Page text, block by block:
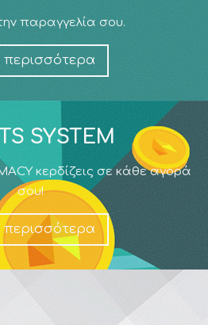
παραγγελία σου.
περισσότερα
SYSTEM
κερδίζεις σε κάθε αγορά
σου!
περισσότερα